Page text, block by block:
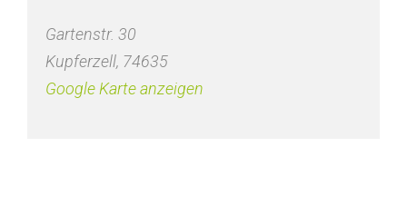
Gartenstr. 30
Kupferzell, 74635
Google Karte anzeigen